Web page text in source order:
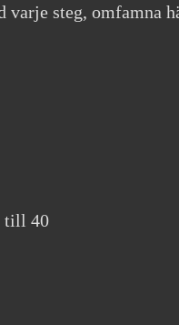
steg, omfamna
till 40